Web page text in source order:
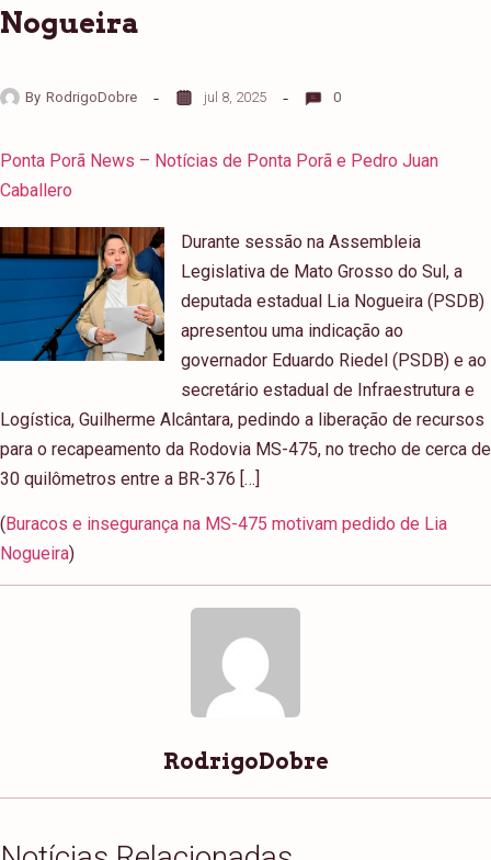
Nogueira
By RodrigoDobre jul 8, 2025 0
Ponta Porã News – Notícias de Ponta Porã e Pedro Juan
Caballero
Durante sessão na Assembleia
Legislativa de Mato Grosso do Sul, a
deputada estadual Lia Nogueira (PSDB)
apresentou uma indicação ao
governador Eduardo Riedel (PSDB) e ao
secretário estadual de Infraestrutura e
Logística, Guilherme Alcântara, pedindo a liberação de recursos
para o recapeamento da Rodovia MS-475, no trecho de cerca de
30 quilômetros entre a BR-376 […]
( Buracos e insegurança na MS-475 motivam pedido de Lia
Nogueira)
RodrigoDobre